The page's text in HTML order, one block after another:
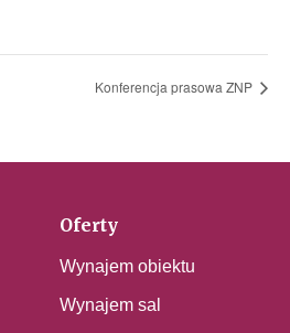
Konferencja prasowa ZNP
Oferty
Wynajem obiektu
Wynajem sal